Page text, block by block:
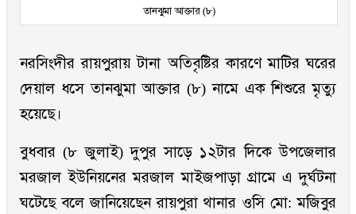
তানঝুমা আক্তার (৮)
নরসিংদীর রায়পুরায় টানা অতিবৃষ্টির কারণে মাটির ঘরের
দেয়াল ধসে তানঝুমা আক্তার (৮) নামে এক শিশুরে মৃত্যু
হয়েছে।
বুধবার (৮ জুলাই) দুপুর সাড়ে ১২টার দিকে উপজেলার
মরজাল ইউনিয়নের মরজাল মাইজপাড়া গ্রামে এ দুর্ঘটনা
ঘটেছে বলে জানিয়েছেন রায়পুরা থানার ওসি মো: মজিবুর